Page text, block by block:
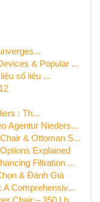
& Popular ...
số liệu ...
: Th...
Agentur Nieders...
& Ottoman S...
Explained
Filtration ...
& Đánh Giá
A Comprehensiv...